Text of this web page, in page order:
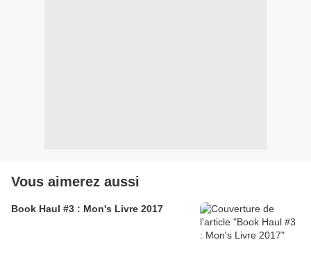
Vous aimerez aussi
Book Haul #3 : Mon's Livre 2017